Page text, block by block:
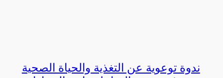
ندوة توعوية عن التغذية والحياة الصحية